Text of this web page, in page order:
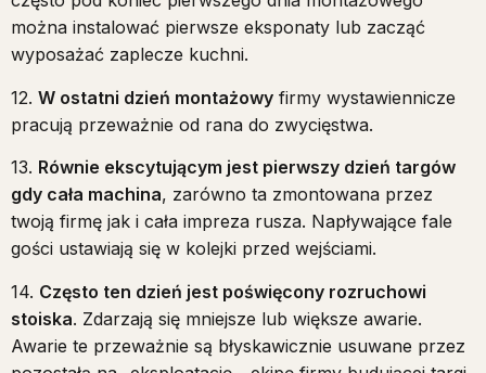
można instalować pierwsze eksponaty lub zacząć
wyposażać zaplecze kuchni.
12. W ostatni dzień montażowy firmy wystawiennicze
pracują przeważnie od rana do zwycięstwa.
13. Równie ekscytującym jest pierwszy dzień targów
gdy cała machina, zarówno ta zmontowana przez
twoją firmę jak i cała impreza rusza. Napływające fale
gości ustawiają się w kolejki przed wejściami.
14. Często ten dzień jest poświęcony rozruchowi
stoiska. Zdarzają się mniejsze lub większe awarie.
Awarie te przeważnie są błyskawicznie usuwane przez